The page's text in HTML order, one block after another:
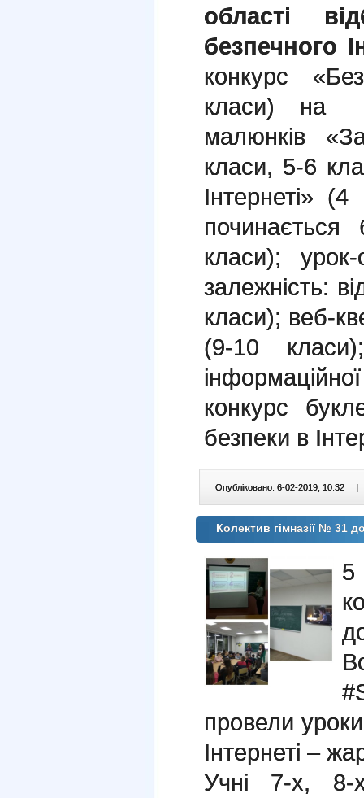
області
безпечного
конкурс
класи) на
малюнків
класи, 5-6
Інтернеті»
починається
класи);
залежність:
класи); веб-
(9-10
конкурс
безпеки в
Опубліковано: 6-02-2019, 10:32 |
Колектив гімназії № 31
провели
Інтернеті –
Учні 7-х, 8-